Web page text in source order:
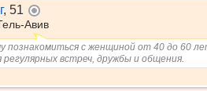
, 51
Авив
познакомиться с женщиной от 40 до 60
регулярных встреч, дружбы и общения.